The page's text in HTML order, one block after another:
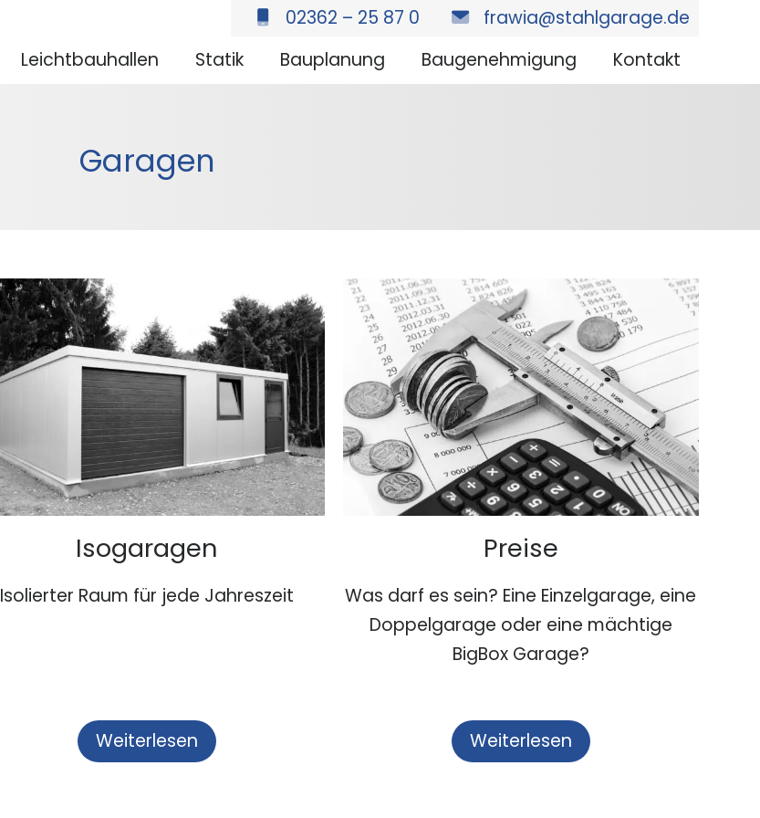
02362 – 25 87 0
frawia@stahlgarage.de
Leichtbauhallen Statik Bauplanung Baugenehmigung Kontakt
Garagen
Isogaragen
Isolierter Raum für jede Jahreszeit
Weiterlesen
Preise
Was darf es sein? Eine Einzelgarage, eine
Doppelgarage oder eine mächtige
BigBox Garage?
Weiterlesen